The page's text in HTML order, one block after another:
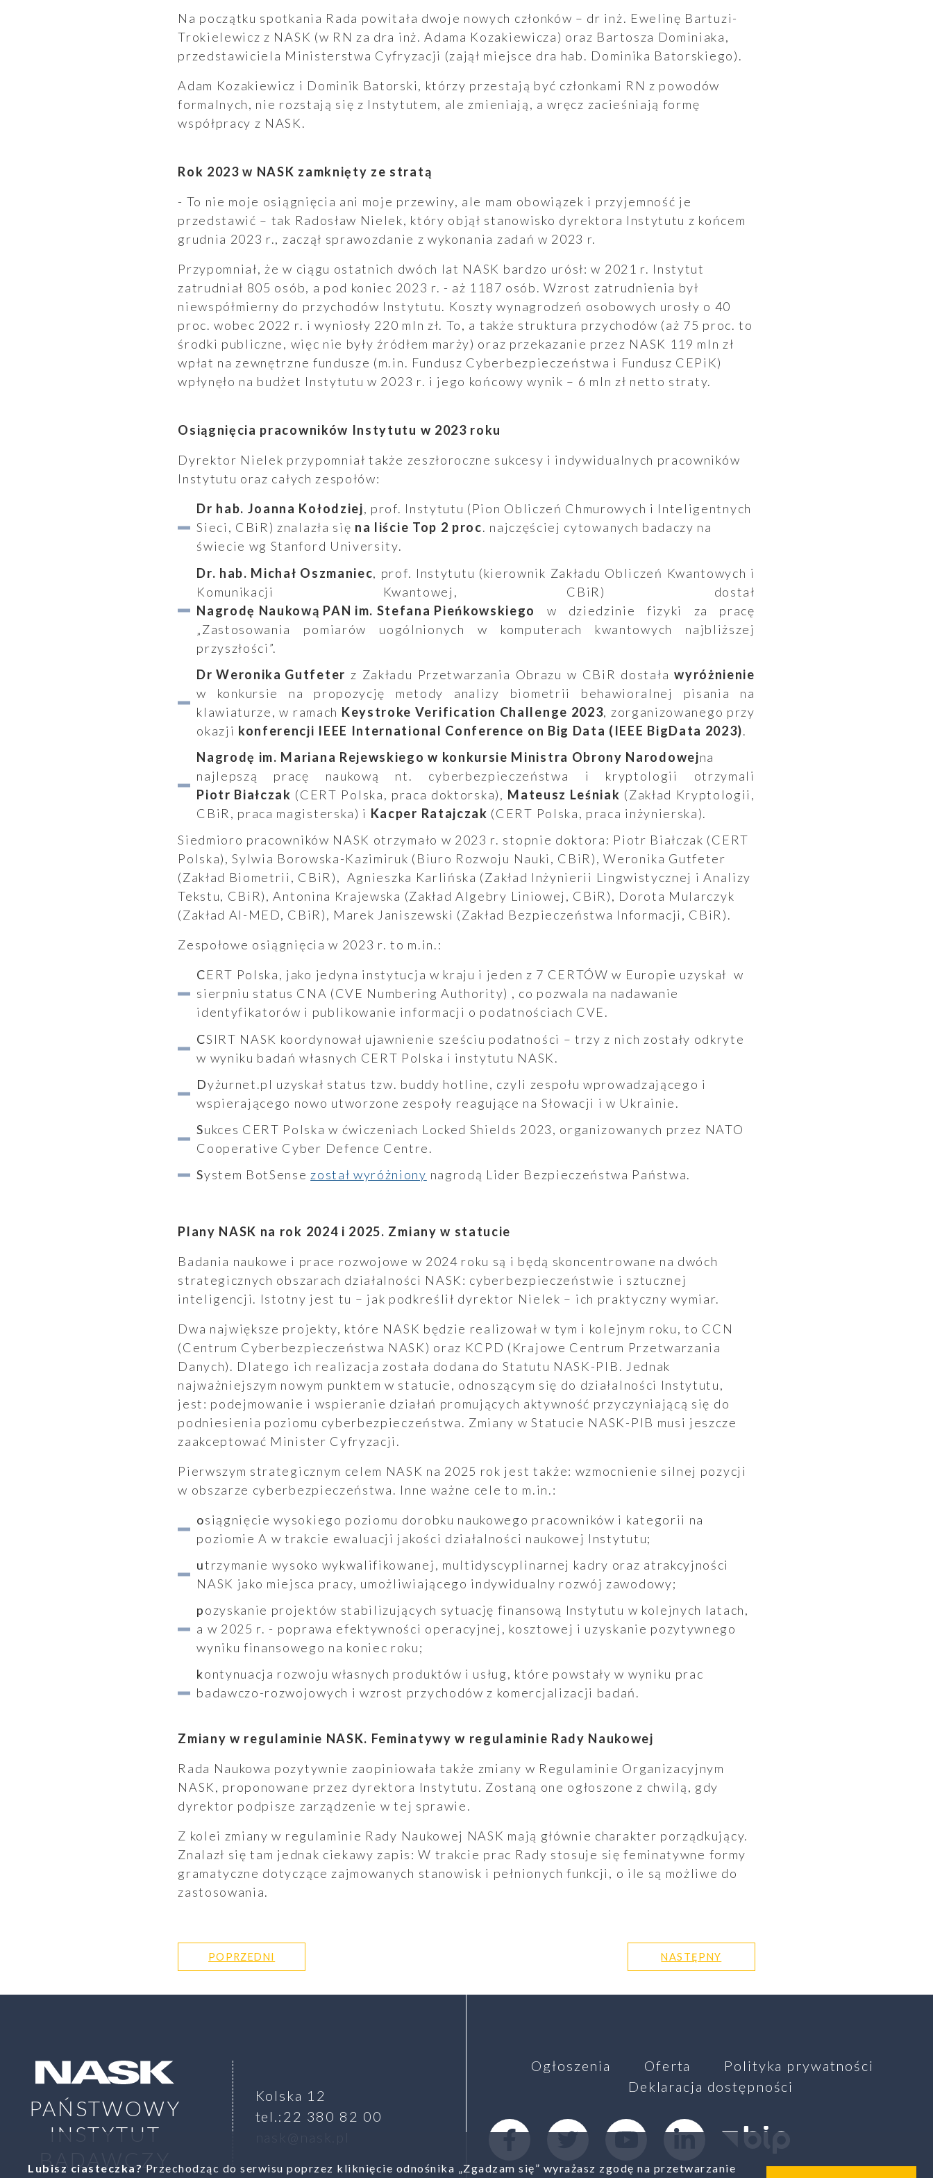
Raporty
Ogłoszenia
Na początku spotkania Rada powitała dwoje nowych członków – dr inż. Ewelinę Bartuzi-
Trokielewicz z NASK (w RN za dra inż. Adama Kozakiewicza) oraz Bartosza Dominiaka,
przedstawiciela Ministerstwa Cyfryzacji (zajął miejsce dra hab. Dominika Batorskiego).
Adam Kozakiewicz i Dominik Batorski, którzy przestają być członkami RN z powodów
formalnych, nie rozstają się z Instytutem, ale zmieniają, a wręcz zacieśniają formę
współpracy z NASK.
Rok 2023 w NASK zamknięty ze stratą
- To nie moje osiągnięcia ani moje przewiny, ale mam obowiązek i przyjemność je
przedstawić – tak Radosław Nielek, który objął stanowisko dyrektora Instytutu z końcem
grudnia 2023 r., zaczął sprawozdanie z wykonania zadań w 2023 r.
Przypomniał, że w ciągu ostatnich dwóch lat NASK bardzo urósł: w 2021 r. Instytut
zatrudniał 805 osób, a pod koniec 2023 r. - aż 1187 osób. Wzrost zatrudnienia był
niewspółmierny do przychodów Instytutu. Koszty wynagrodzeń osobowych urosły o 40
proc. wobec 2022 r. i wyniosły 220 mln zł. To, a także struktura przychodów (aż 75 proc. to
środki publiczne, więc nie były źródłem marży) oraz przekazanie przez NASK 119 mln zł
wpłat na zewnętrzne fundusze (m.in. Fundusz Cyberbezpieczeństwa i Fundusz CEPiK)
wpłynęło na budżet Instytutu w 2023 r. i jego końcowy wynik – 6 mln zł netto straty.
Osiągnięcia pracowników Instytutu w 2023 roku
Dyrektor Nielek przypomniał także zeszłoroczne sukcesy i indywidualnych pracowników
Instytutu oraz całych zespołów:
Dr hab. Joanna Kołodziej, prof. Instytutu (Pion Obliczeń Chmurowych i Inteligentnych
Sieci, CBiR) znalazła się na liście Top 2 proc. najczęściej cytowanych badaczy na
świecie wg Stanford University.
Dr. hab. Michał Oszmaniec, prof. Instytutu (kierownik Zakładu Obliczeń Kwantowych i
Komunikacji Kwantowej, CBiR) dostał
Nagrodę Naukową PAN im. Stefana Pieńkowskiego
w dziedzinie fizyki za pracę
„Zastosowania pomiarów uogólnionych w komputerach kwantowych najbliższej
przyszłości”.
Dr Weronika Gutfeter z Zakładu Przetwarzania Obrazu w CBiR dostaławyróżnienie
w konkursie na propozycję metody analizy biometrii behawioralnej pisania na
klawiaturze, w ramach Keystroke Verification Challenge 2023, zorganizowanego przy
okazji konferencji IEEE International Conference on Big Data (IEEE BigData 2023).
Nagrodę im. Mariana Rejewskiego w konkursie Ministra Obrony Narodowejna
najlepszą pracę naukową nt. cyberbezpieczeństwa i kryptologii otrzymali
Piotr Białczak (CERT Polska, praca doktorska), Mateusz Leśniak (Zakład Kryptologii,
CBiR, praca magisterska) i Kacper Ratajczak (CERT Polska, praca inżynierska).
Siedmioro pracowników NASK otrzymało w 2023 r. stopnie doktora: Piotr Białczak (CERT
Polska), Sylwia Borowska-Kazimiruk (Biuro Rozwoju Nauki, CBiR), Weronika Gutfeter
(Zakład Biometrii, CBiR), Agnieszka Karlińska (Zakład Inżynierii Lingwistycznej i Analizy
Tekstu, CBiR), Antonina Krajewska (Zakład Algebry Liniowej, CBiR), Dorota Mularczyk
(Zakład AI-MED, CBiR), Marek Janiszewski (Zakład Bezpieczeństwa Informacji, CBiR).
Zespołowe osiągnięcia w 2023 r. to m.in.:
CERT Polska, jako jedyna instytucja w kraju i jeden z 7 CERTÓW w Europie uzyskał w
sierpniu status CNA (CVE Numbering Authority) , co pozwala na nadawanie
identyfikatorów i publikowanie informacji o podatnościach CVE.
CSIRT NASK koordynował ujawnienie sześciu podatności – trzy z nich zostały odkryte
w wyniku badań własnych CERT Polska i instytutu NASK.
Dyżurnet.pl uzyskał status tzw. buddy hotline, czyli zespołu wprowadzającego i
wspierającego nowo utworzone zespoły reagujące na Słowacji i w Ukrainie.
Sukces CERT Polska w ćwiczeniach Locked Shields 2023, organizowanych przez NATO
Cooperative Cyber Defence Centre.
System BotSensezostał wyróżniony nagrodą Lider Bezpieczeństwa Państwa.
Plany NASK na rok 2024 i 2025. Zmiany w statucie
Badania naukowe i prace rozwojowe w 2024 roku są i będą skoncentrowane na dwóch
strategicznych obszarach działalności NASK: cyberbezpieczeństwie i sztucznej
inteligencji. Istotny jest tu – jak podkreślił dyrektor Nielek – ich praktyczny wymiar.
Dwa największe projekty, które NASK będzie realizował w tym i kolejnym roku, to CCN
(Centrum Cyberbezpieczeństwa NASK) oraz KCPD (Krajowe Centrum Przetwarzania
Danych). Dlatego ich realizacja została dodana do Statutu NASK-PIB. Jednak
najważniejszym nowym punktem w statucie, odnoszącym się do działalności Instytutu,
jest: podejmowanie i wspieranie działań promujących aktywność przyczyniającą się do
podniesienia poziomu cyberbezpieczeństwa. Zmiany w Statucie NASK-PIB musi jeszcze
zaakceptować Minister Cyfryzacji.
Pierwszym strategicznym celem NASK na 2025 rok jest także: wzmocnienie silnej pozycji
w obszarze cyberbezpieczeństwa. Inne ważne cele to m.in.:
osiągnięcie wysokiego poziomu dorobku naukowego pracowników i kategorii na
poziomie A w trakcie ewaluacji jakości działalności naukowej Instytutu;
utrzymanie wysoko wykwalifikowanej, multidyscyplinarnej kadry oraz atrakcyjności
NASK jako miejsca pracy, umożliwiającego indywidualny rozwój zawodowy;
pozyskanie projektów stabilizujących sytuację finansową Instytutu w kolejnych latach,
a w 2025 r. - poprawa efektywności operacyjnej, kosztowej i uzyskanie pozytywnego
wyniku finansowego na koniec roku;
kontynuacja rozwoju własnych produktów i usług, które powstały w wyniku prac
badawczo-rozwojowych i wzrost przychodów z komercjalizacji badań.
Zmiany w regulaminie NASK. Feminatywy w regulaminie Rady Naukowej
Rada Naukowa pozytywnie zaopiniowała także zmiany w Regulaminie Organizacyjnym
NASK, proponowane przez dyrektora Instytutu. Zostaną one ogłoszone z chwilą, gdy
dyrektor podpisze zarządzenie w tej sprawie.
Z kolei zmiany w regulaminie Rady Naukowej NASK mają głównie charakter porządkujący.
Znalazł się tam jednak ciekawy zapis: W trakcie prac Rady stosuje się feminatywne formy
gramatyczne dotyczące zajmowanych stanowisk i pełnionych funkcji, o ile są możliwe do
zastosowania.
POPRZEDNI NASTĘPNY
PAŃSTWOWY
INSTYTUT
BADAWCZY
Kolska 12
tel.:22 380 82 00
Ogłoszenia Oferta
Polityka prywatności
Deklaracja dostępności
FacebookTwitter YoutubeLinkedinBiuletyn Infromacji
Lubisz ciasteczka? Przechodząc do serwisu poprzez kliknięcie odnośnika „Zgadzam się” wyrażasz zgodę na przetwarzanie